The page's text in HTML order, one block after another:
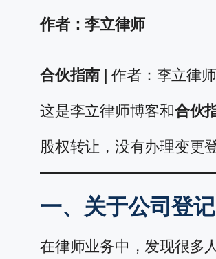
作者：李立律师
合伙指南 | 作者：李立律师
这是李立律师博客和合伙
股权转让，没有办理变更
一、关于公司登
在律师业务中，发现很多